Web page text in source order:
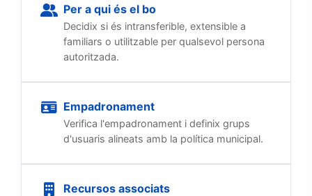
Per a qui és el bo
Decidix si és intransferible, extensible a
familiars o utilitzable per qualsevol persona
autoritzada.
Empadronament
Verifica l'empadronament i definix grups
d'usuaris alineats amb la política municipal.
Recursos associats